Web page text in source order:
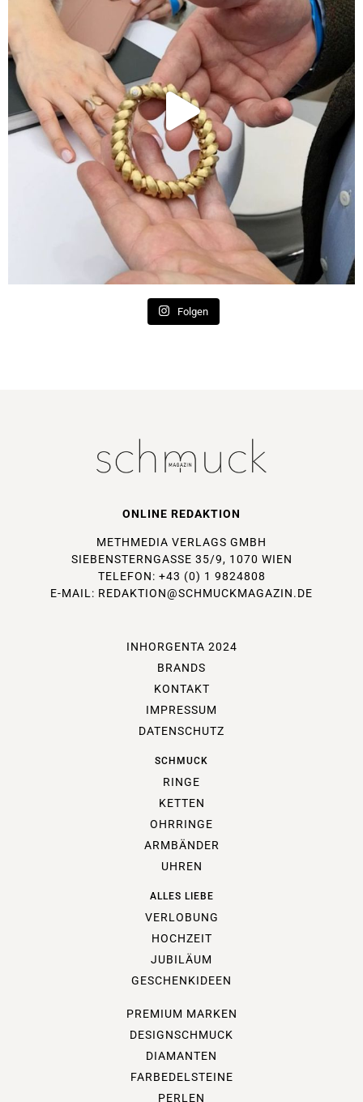
Folgen
ONLINE REDAKTION
METHMEDIA VERLAGS GMBH
SIEBENSTERNGASSE 35/9, 1070 WIEN
TELEFON: +43 (0) 1 9824808
E-MAIL: REDAKTION@SCHMUCKMAGAZIN.DE
INHORGENTA 2024
BRANDS
KONTAKT
IMPRESSUM
DATENSCHUTZ
SCHMUCK
RINGE
KETTEN
OHRRINGE
ARMBÄNDER
UHREN
ALLES LIEBE
VERLOBUNG
HOCHZEIT
JUBILÄUM
GESCHENKIDEEN
PREMIUM MARKEN
DESIGNSCHMUCK
DIAMANTEN
FARBEDELSTEINE
PERLEN